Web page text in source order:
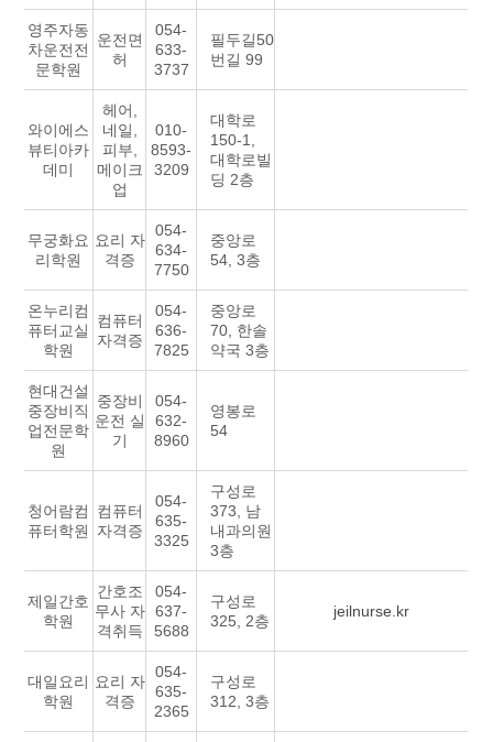
영주자동
차운전전
문학원
운전면
허
054-
633-
3737
필두길50
번길 99
와이에스
뷰티아카
데미
헤어,
네일,
피부,
메이크
업
010-
8593-
3209
대학로
150-1,
대학로빌
딩 2층
무궁화요
리학원
요리 자
격증
054-
634-
7750
중앙로
54, 3층
온누리컴
퓨터교실
학원
컴퓨터
자격증
054-
636-
7825
중앙로
70, 한솔
약국 3층
현대건설
중장비직
업전문학
원
중장비
운전 실
기
054-
632-
8960
영봉로
54
청어람컴
퓨터학원
컴퓨터
자격증
054-
635-
3325
구성로
373, 남
내과의원
3층
제일간호
학원
간호조
무사 자
격취득
054-
637-
5688
구성로
325, 2층
jeilnurse.kr
대일요리
학원
요리 자
격증
054-
635-
2365
구성로
312, 3층